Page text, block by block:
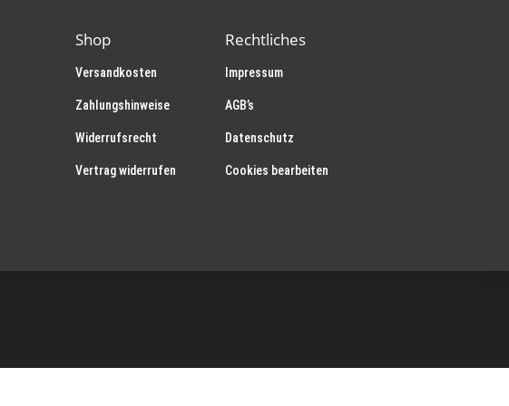
Shop
Versandkosten
Zahlungshinweise
Widerrufsrecht
Vertrag widerrufen
Rechtliches
Impressum
AGB’s
Datenschutz
Cookies bearbeiten